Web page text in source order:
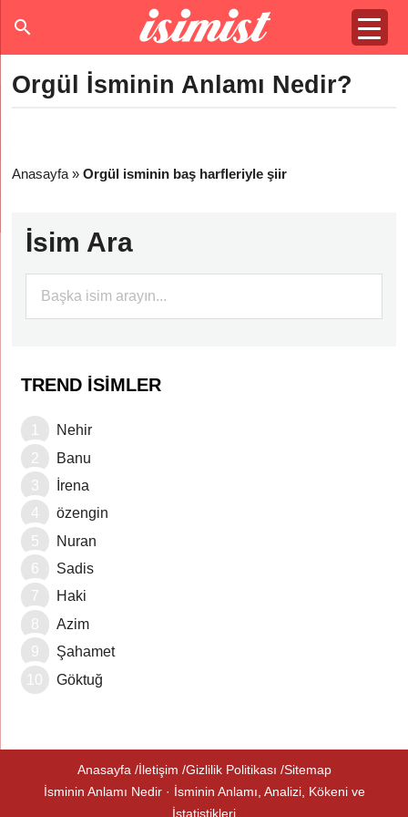
Orgül İsminin Anlamı Nedir?
Anasayfa »Orgül isminin baş harfleriyle şiir
İsim Ara
TREND İSIMLER
Nehir
Banu
İrena
özengin
Nuran
Sadis
Haki
Azim
Şahamet
Göktuğ
Anasayfa İletişim Gizlilik Politikası Sitemap
İsminin Anlamı Nedir · İsminin Anlamı, Analizi, Kökeni ve
İstatistikleri